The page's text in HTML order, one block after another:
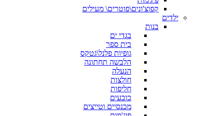
קפוצ'ונים\פוטרים\ מעילים
ילדים
בנות
בגדי ים
בית ספר
גופיות פלנל\גטקס
הלבשה תחתונה
הנעלה
חולצות
חליפות
כובעים
מכנסיים וטייצים